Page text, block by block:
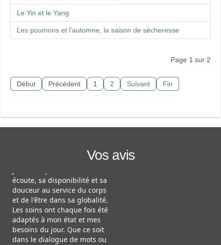
Le Yin et le Yang
Les poumons et l’automne, la saison de sécheresse
Page 1 sur 2
Début Précédent 1 2 Suivant Fin
Vos avis
douceur au service du corps
et de l'être dans sa globalité.
adaptés à mon état et mes
besoins du jour. Que ce soit
dans le dialogue de mots ou
au travers de ses mains, Il a
apporté bien plus que la
détente du corps et m'a aidé
à retrouver l...